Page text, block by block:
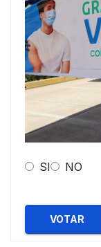
SI NO
VOTAR